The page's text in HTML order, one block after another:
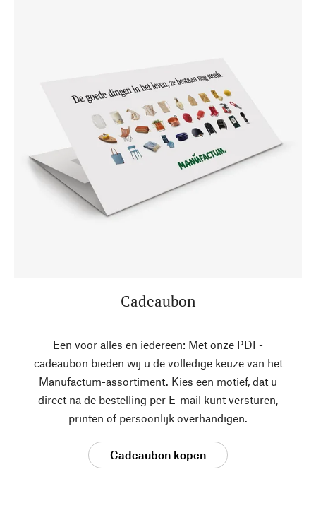
Cadeaubon
Een voor alles en iedereen: Met onze PDF-
cadeaubon bieden wij u de volledige keuze van het
Manufactum-assortiment. Kies een motief, dat u
direct na de bestelling per E-mail kunt versturen,
printen of persoonlijk overhandigen.
Cadeaubon kopen